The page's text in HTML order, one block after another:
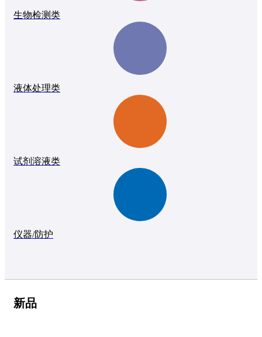
生物检测类
液体处理类
试剂溶液类
仪器/防护
新品